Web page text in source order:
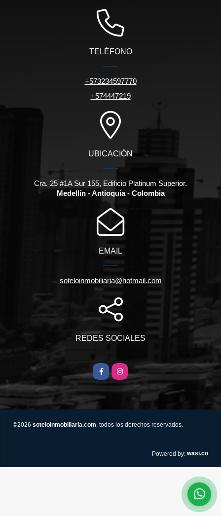
TELÉFONO
+573234597770
+574447219
UBICACIÓN
Cra. 25 #1A Sur 155, Edificio Platinum Superior.
Medellín - Antioquia - Colombia
EMAIL
soteloinmobiliaria@hotmail.com
REDES SOCIALES
FacebookInstagram
©2026 soteloinmobiliaria.com, todos los derechos reservados.
Powered by: wasi.co